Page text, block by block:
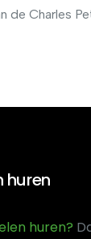
de Charles
huren
huren?